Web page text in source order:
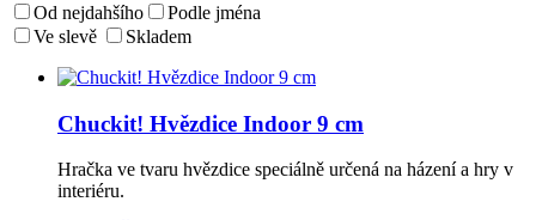
Od nejdahšího
Podle jména
Ve slevě
Skladem
Chuckit! Hvězdice Indoor 9 cm
Hračka ve tvaru hvězdice speciálně určená na házení a hry v
interiéru.